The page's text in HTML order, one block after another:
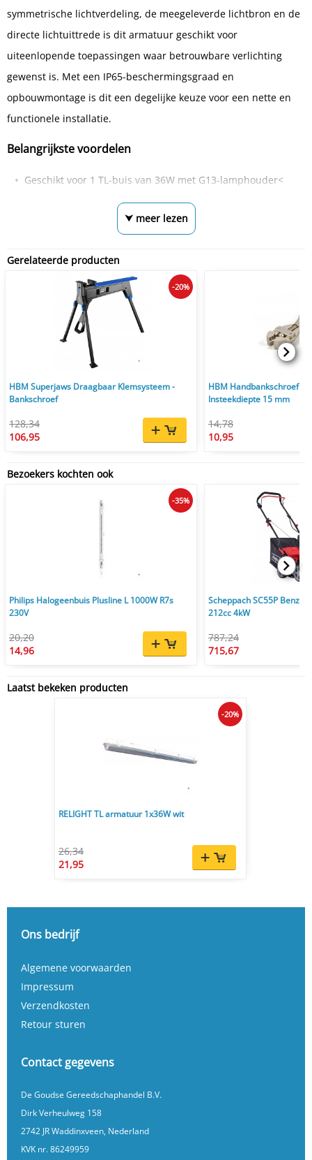
symmetrische lichtverdeling, de meegeleverde lichtbron en de
directe lichtuittrede is dit armatuur geschikt voor
uiteenlopende toepassingen waar betrouwbare verlichting
gewenst is. Met een IP65-beschermingsgraad en
opbouwmontage is dit een degelijke keuze voor een nette en
functionele installatie.
Belangrijkste voordelen
Geschikt voor 1 TL-buis van 36W met G13-lamphouder<
⮟ meer lezen
Gerelateerde producten
HBM Superjaws Draagbaar Klemsysteem -
Bankschroef
128,34
106,95
-20%
HBM Handbankschroef
Insteekdiepte 15 mm
14,78
10,95
Bezoekers kochten ook
Philips Halogeenbuis Plusline L 1000W R7s
230V
20,20
14,96
-35%
Scheppach SC55P
212cc 4kW
787,24
715,67
Laatst bekeken producten
RELIGHT TL armatuur 1x36W wit
26,34
21,95
-20%
Ons bedrijf
Algemene voorwaarden
Impressum
Verzendkosten
Retour sturen
Contact gegevens
De Goudse Gereedschaphandel B.V.
Dirk Verheulweg 158
2742 JR Waddinxveen, Nederland
KVK nr. 86249959